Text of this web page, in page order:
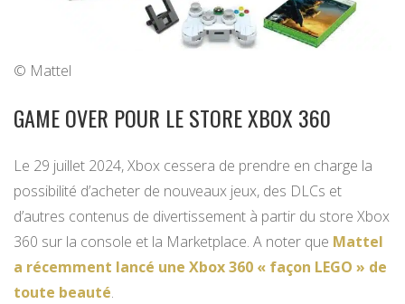
© Mattel
GAME OVER POUR LE STORE XBOX 360
Le 29 juillet 2024, Xbox cessera de prendre en charge la
possibilité d’acheter de nouveaux jeux, des DLCs et
d’autres contenus de divertissement à partir du store Xbox
360 sur la console et la Marketplace. A noter que Mattel
a récemment lancé une Xbox 360 « façon LEGO » de
toute beauté.